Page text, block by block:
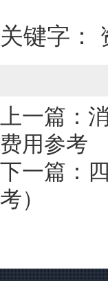
关键字：
上一篇：
费用参考
下一篇：
考）